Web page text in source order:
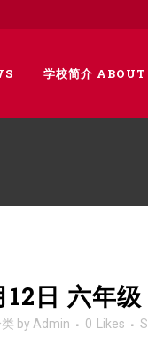
学校简介
12日 六年级
by Admin 0 Likes